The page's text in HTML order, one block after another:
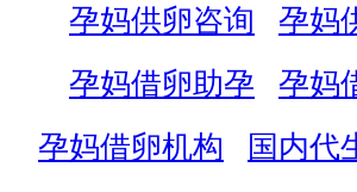
孕妈供卵咨询
孕妈
孕妈借卵助孕
孕妈
孕妈借卵机构
国内代